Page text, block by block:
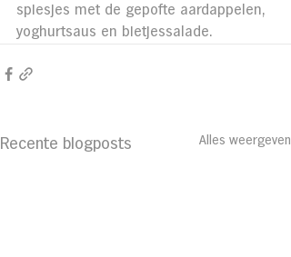
spiesjes met de gepofte aardappelen,
yoghurtsaus en bietjessalade.
Recente blogposts Alles weergeven